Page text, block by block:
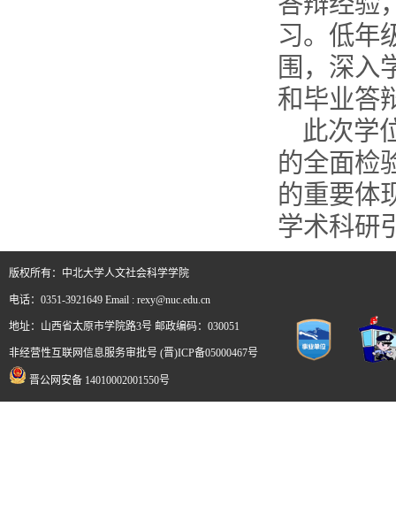
习。低年
围，深入
和毕业答
此次学
的全面检
的重要体
学术科研
版权所有：中北大学人文社会科学学院
电话：0351-3921649 Email : rexy@nuc.edu.cn
地址：山西省太原市学院路3号 邮政编码：030051
非经营性互联网信息服务审批号 (晋)ICP备05000467号
晋公网安备 14010002001550号